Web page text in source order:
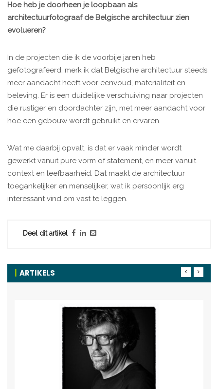
Hoe heb je doorheen je loopbaan als
architectuurfotograaf de Belgische architectuur zien
evolueren?
In de projecten die ik de voorbije jaren heb
gefotografeerd, merk ik dat Belgische architectuur steeds
meer aandacht heeft voor eenvoud, materialiteit en
beleving. Er is een duidelijke verschuiving naar projecten
die rustiger en doordachter zijn, met meer aandacht voor
hoe een gebouw wordt gebruikt en ervaren.
Wat me daarbij opvalt, is dat er vaak minder wordt
gewerkt vanuit pure vorm of statement, en meer vanuit
context en leefbaarheid. Dat maakt de architectuur
toegankelijker en menselijker, wat ik persoonlijk erg
interessant vind om vast te leggen.
Deel dit artikel
ARTIKELS